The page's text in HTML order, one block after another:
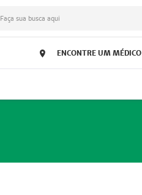
Faça sua busca aqui
ENCONTRE UM MÉDICO